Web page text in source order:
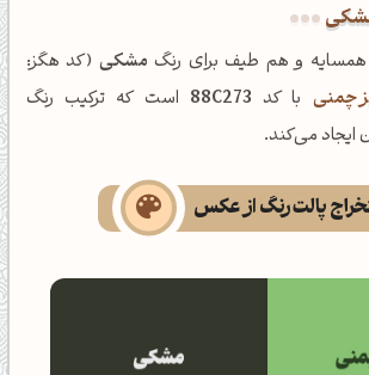
همسایه و هم طیف برای رنگ مشکی (کد هگز:
چمنی با کد 88C273 است که ترکیب رنگ
ایجاد می‌کند.
پالت رنگ از عکس